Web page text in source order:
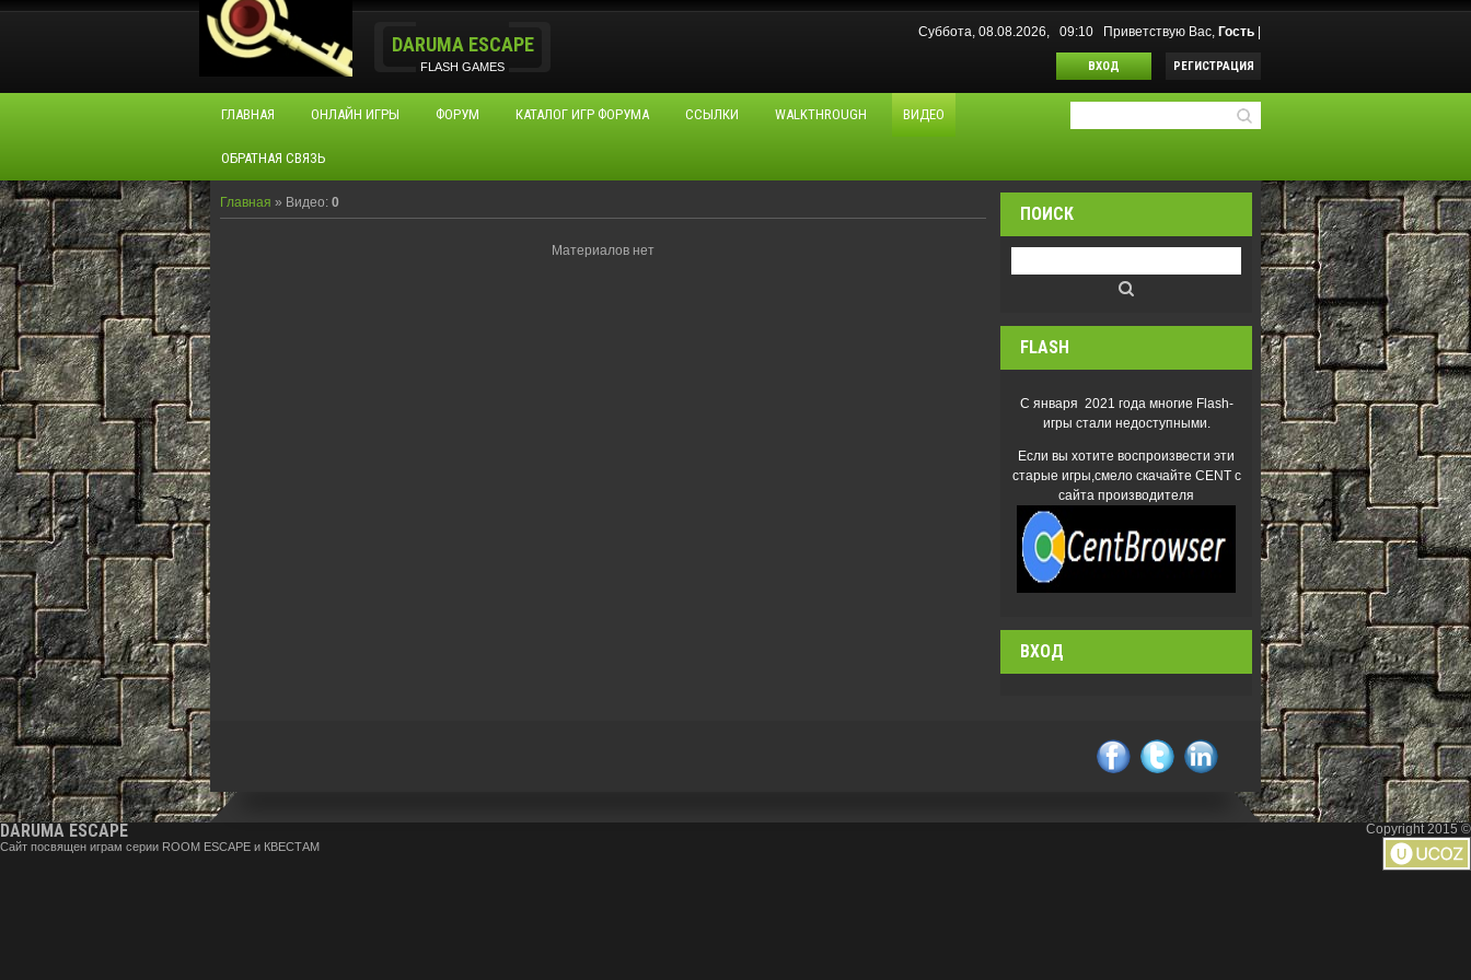
DARUMA ESCAPE
FLASH GAMES
Суббота, 08.08.2026, 09:10 Приветствую Вас, Гость
ВХОД РЕГИСТРАЦИЯ
ГЛАВНАЯ ОНЛАЙН ИГРЫ ФОРУМ КАТАЛОГ ИГР ФОРУМА ССЫЛКИ WALKTHROUGH ВИДЕО
ОБРАТНАЯ СВЯЗЬ
Главная » Видео: 0
Материалов нет
ПОИСК
FLASH
С января 2021 года многие Flash-
игры стали недоступными.
Если вы хотите воспроизвести эти
старые игры,смело скачайте CENT с
сайта производителя
ВХОД
DARUMA ESCAPE
Сайт посвящен играм серии ROOM ESCAPE и КВЕСТАМ
Copyright 2015 ©